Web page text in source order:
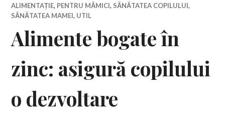
ALIMENTAȚIE, PENTRU MĂMICI, SĂNĂTATEA COPILULUI,
SĂNĂTATEA MAMEI, UTIL
Alimente bogate în
zinc: asigură copilului
o dezvoltare